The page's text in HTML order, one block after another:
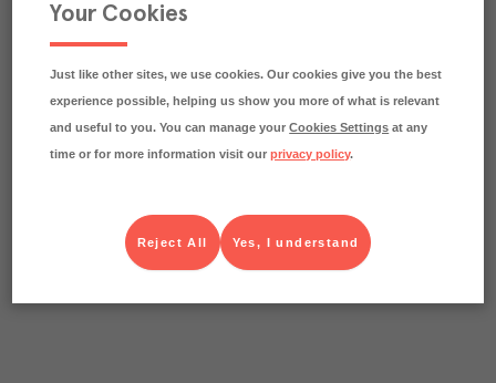
Your Cookies
Just like other sites, we use cookies. Our cookies give you the best
experience possible, helping us show you more of what is relevant
and useful to you. You can manage yourCookies Settings at any
time or for more information visit ourprivacy policy.
Yes, I understand
Reject All